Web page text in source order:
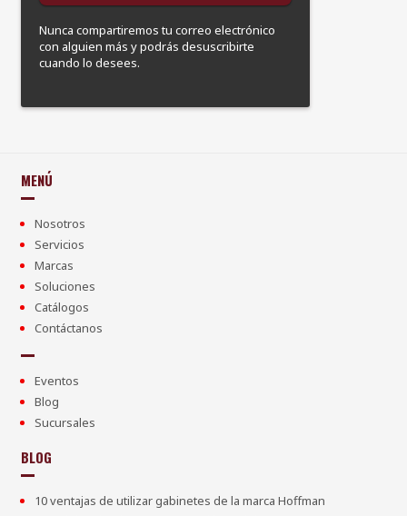
Nunca compartiremos tu correo electrónico
con alguien más y podrás desuscribirte
cuando lo desees.
MENÚ
Nosotros
Servicios
Marcas
Soluciones
Catálogos
Contáctanos
Eventos
Blog
Sucursales
BLOG
10 ventajas de utilizar gabinetes de la marca Hoffman